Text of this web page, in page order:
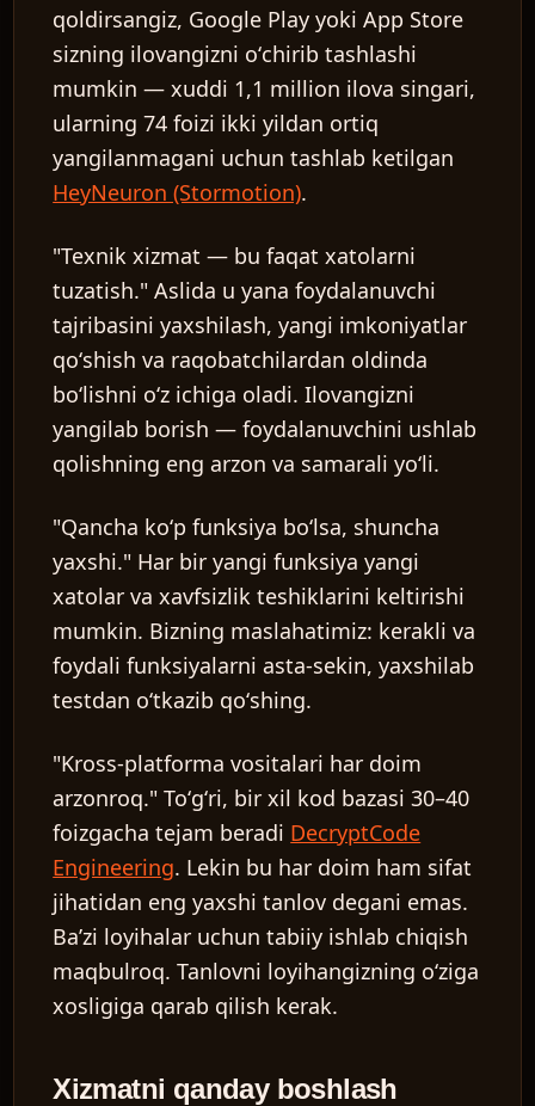
qoldirsangiz, Google Play yoki App Store
sizning ilovangizni oʻchirib tashlashi
mumkin — xuddi 1,1 million ilova singari,
ularning 74 foizi ikki yildan ortiq
yangilanmagani uchun tashlab ketilgan
HeyNeuron (Stormotion).
"Texnik xizmat — bu faqat xatolarni
tuzatish." Aslida u yana foydalanuvchi
tajribasini yaxshilash, yangi imkoniyatlar
qoʻshish va raqobatchilardan oldinda
boʻlishni oʻz ichiga oladi. Ilovangizni
yangilab borish — foydalanuvchini ushlab
qolishning eng arzon va samarali yoʻli.
"Qancha koʻp funksiya boʻlsa, shuncha
yaxshi." Har bir yangi funksiya yangi
xatolar va xavfsizlik teshiklarini keltirishi
mumkin. Bizning maslahatimiz: kerakli va
foydali funksiyalarni asta-sekin, yaxshilab
testdan oʻtkazib qoʻshing.
"Kross-platforma vositalari har doim
arzonroq." Toʻgʻri, bir xil kod bazasi 30–40
foizgacha tejam beradi DecryptCode
Engineering. Lekin bu har doim ham sifat
jihatidan eng yaxshi tanlov degani emas.
Baʼzi loyihalar uchun tabiiy ishlab chiqish
maqbulroq. Tanlovni loyihangizning oʻziga
xosligiga qarab qilish kerak.
Xizmatni qanday boshlash